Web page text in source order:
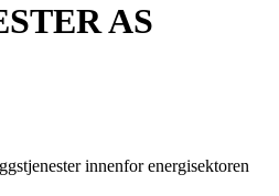
AS
innenfor energisektoren